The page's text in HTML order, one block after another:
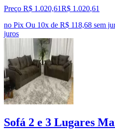
Preço R$ 1.020,61R$ 1.020,61
no Pix Ou 10x de R$ 118,68 sem
juros
Sofá 2 e 3 Lugares